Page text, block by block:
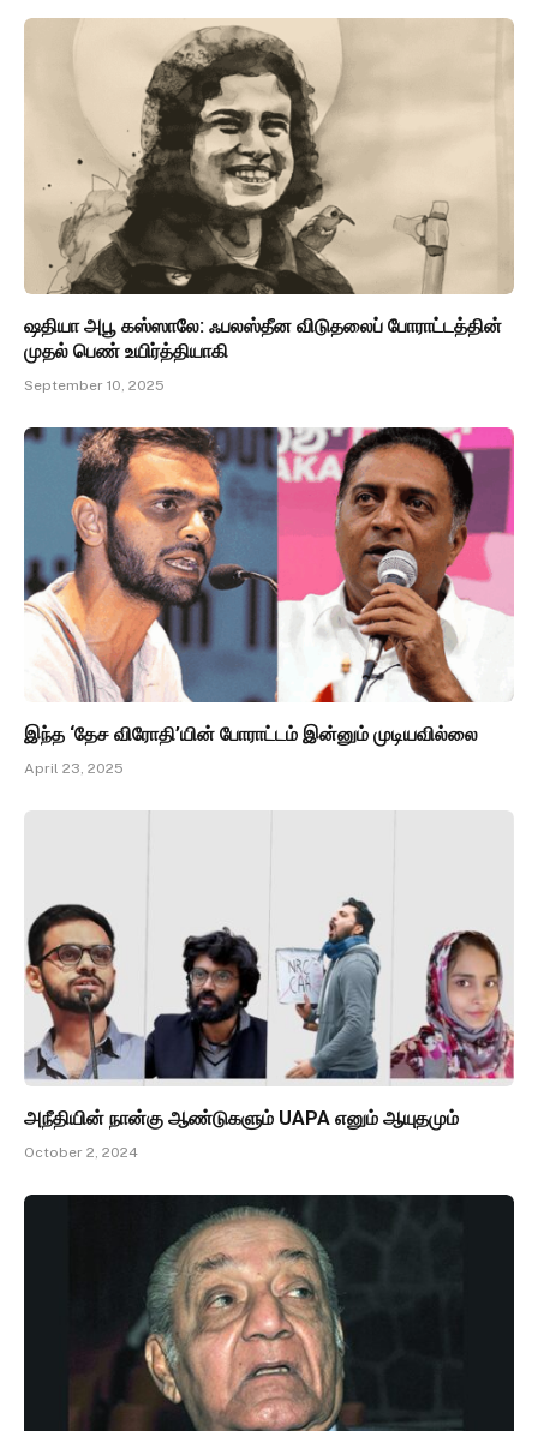
ஷதியா அபூ கஸ்ஸாலே: ஃபலஸ்தீன விடுதலைப் போராட்டத்தின்
முதல் பெண் உயிர்த்தியாகி
September 10, 2025
இந்த ‘தேச விரோதி’யின் போராட்டம் இன்னும் முடியவில்லை
April 23, 2025
அநீதியின் நான்கு ஆண்டுகளும் UAPA எனும் ஆயுதமும்
October 2, 2024